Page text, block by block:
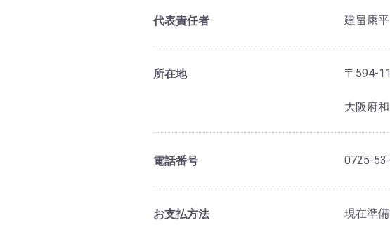
代表責任者 建畠康平
所在地 〒594-
大阪府
電話番号 0725-
お支払方法 現在準